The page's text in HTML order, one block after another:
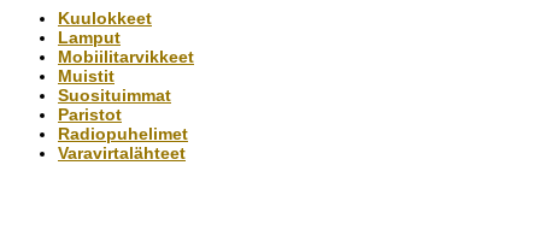
Kuulokkeet
Lamput
Mobiilitarvikkeet
Muistit
Suosituimmat
Paristot
Radiopuhelimet
Varavirtalähteet